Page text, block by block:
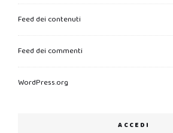
Feed dei contenuti
Feed dei commenti
WordPress.org
ACCEDI